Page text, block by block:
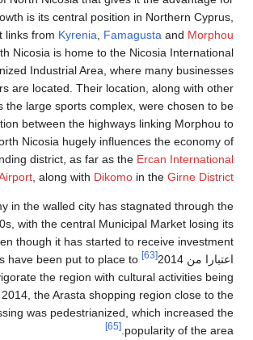
economical growth is its central
where transport links fromKyrenia
intersect. North Nicosia is home
Fair and an Organized Industrial
and manufacturers are located. Their
facilities such as the large sports
on the connection between the
Famagusta. North Nicosia hugely
the surrounding district, as far
Airport, along with
.
[3]
The economy in the walled city
2000s and 2010s, with the central
popularity,
[62]even though it has
and programs have been put to
reinvigorate the region
organized.
In 2014, the Arasta
Ledra Streetcrossing was